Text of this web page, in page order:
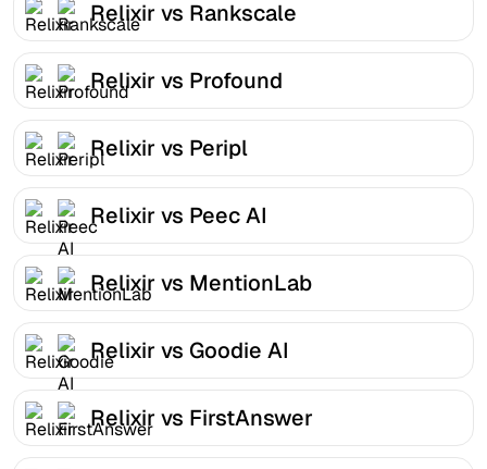
Relixir vs Rankscale
Relixir vs Profound
Relixir vs Peripl
Relixir vs Peec AI
Relixir vs MentionLab
Relixir vs Goodie AI
Relixir vs FirstAnswer